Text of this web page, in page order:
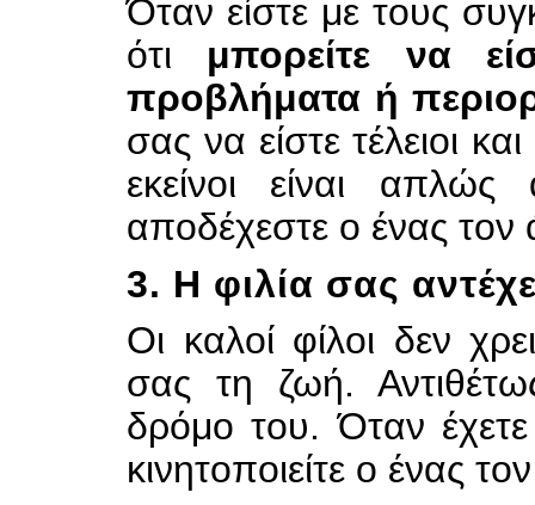
Όταν είστε με τους
ότι μπορείτε να
προβλήματα ή
σας να είστε τέλειοι
εκείνοι είναι
αποδέχεστε ο ένας τον
3. Η φιλία σας
Οι καλοί φίλοι δεν
σας τη ζωή.
δρόμο του. Όταν έχετε
κινητοποιείτε ο ένας